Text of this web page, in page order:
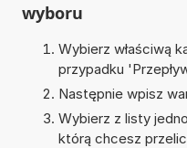
wyboru
Wybierz właściwą
przypadku '
Następnie wpisz
Wybierz z listy
którą chcesz